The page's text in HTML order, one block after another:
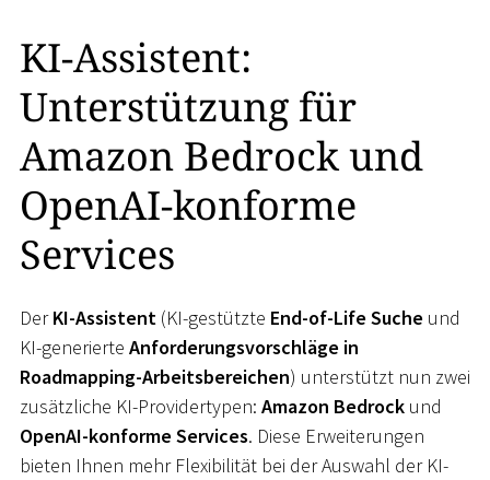
KI-Assistent:
Unterstützung für
Amazon Bedrock und
OpenAI-konforme
Services
DerKI-Assistent (KI-gestützte End-of-Life Suche und
KI-generierte Anforderungsvorschläge in
Roadmapping-Arbeitsbereichen) unterstützt nun zwei
zusätzliche KI-Providertypen: Amazon Bedrock und
OpenAI-konforme Services. Diese Erweiterungen
bieten Ihnen mehr Flexibilität bei der Auswahl der KI-